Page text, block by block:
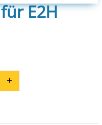
E2H
29 für E2H 4500
+